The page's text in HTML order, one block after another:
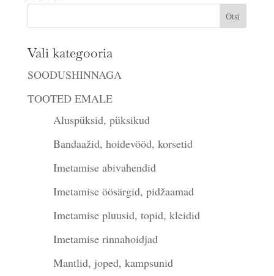
Vali kategooria
SOODUSHINNAGA
TOOTED EMALE
Aluspüksid, püksikud
Bandaažid, hoidevööd, korsetid
Imetamise abivahendid
Imetamise öösärgid, pidžaamad
Imetamise pluusid, topid, kleidid
Imetamise rinnahoidjad
Mantlid, joped, kampsunid